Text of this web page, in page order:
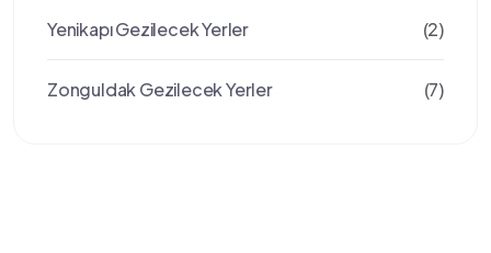
Yenikapı Gezilecek Yerler (2)
Zonguldak Gezilecek Yerler (7)